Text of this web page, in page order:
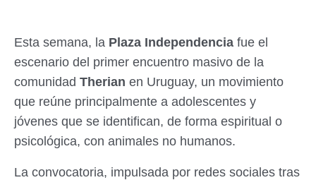
Esta semana, la Plaza Independencia fue el
escenario del primer encuentro masivo de la
comunidad Therian en Uruguay, un movimiento
que reúne principalmente a adolescentes y
jóvenes que se identifican, de forma espiritual o
psicológica, con animales no humanos.
La convocatoria, impulsada por redes sociales tras